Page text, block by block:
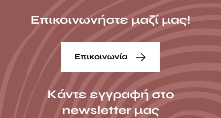
Επικοινωνήστε μαζί μας!
Επικοινωνία
Κάντε εγγραφή στο
newsletter μας